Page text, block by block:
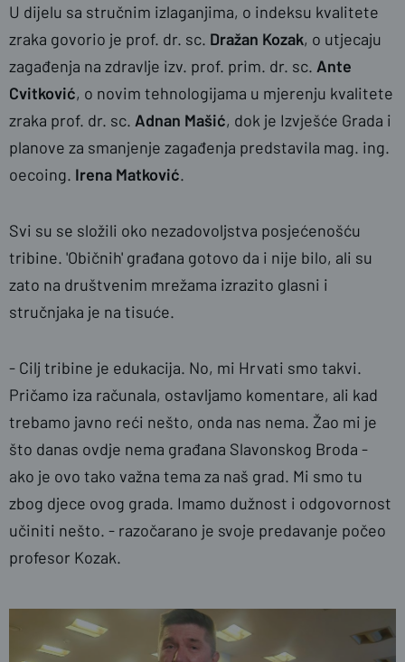
U dijelu sa stručnim izlaganjima, o indeksu kvalitete
zraka govorio je prof. dr. sc. Dražan Kozak, o utjecaju
zagađenja na zdravlje izv. prof. prim. dr. sc. Ante
Cvitković, o novim tehnologijama u mjerenju kvalitete
zraka prof. dr. sc. Adnan Mašić, dok je Izvješće Grada i
planove za smanjenje zagađenja predstavila mag. ing.
oecoing. Irena Matković.
Svi su se složili oko nezadovoljstva posjećenošću
tribine. 'Običnih' građana gotovo da i nije bilo, ali su
zato na društvenim mrežama izrazito glasni i
stručnjaka je na tisuće.
- Cilj tribine je edukacija. No, mi Hrvati smo takvi.
Pričamo iza računala, ostavljamo komentare, ali kad
trebamo javno reći nešto, onda nas nema. Žao mi je
što danas ovdje nema građana Slavonskog Broda -
ako je ovo tako važna tema za naš grad. Mi smo tu
zbog djece ovog grada. Imamo dužnost i odgovornost
učiniti nešto. - razočarano je svoje predavanje počeo
profesor Kozak.